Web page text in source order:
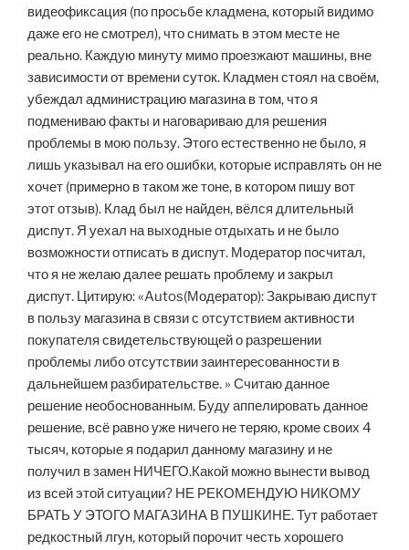
видеофиксация (по просьбе кладмена, который видимо
даже его не смотрел), что снимать в этом месте не
реально. Каждую минуту мимо проезжают машины, вне
зависимости от времени суток. Кладмен стоял на своём,
убеждал администрацию магазина в том, что я
подмениваю факты и наговариваю для решения
проблемы в мою пользу. Этого естественно не было, я
лишь указывал на его ошибки, которые исправлять он не
хочет (примерно в таком же тоне, в котором пишу вот
этот отзыв). Клад был не найден, вёлся длительный
диспут. Я уехал на выходные отдыхать и не было
возможности отписать в диспут. Модератор посчитал,
что я не желаю далее решать проблему и закрыл
диспут. Цитирую: «Autos(Модератор): Закрываю диспут
в пользу магазина в связи с отсутствием активности
покупателя свидетельствующей о разрешении
проблемы либо отсутствии заинтересованности в
дальнейшем разбирательстве. » Считаю данное
решение необоснованным. Буду аппелировать данное
решение, всё равно уже ничего не теряю, кроме своих 4
тысяч, которые я подарил данному магазину и не
получил в замен НИЧЕГО.Какой можно вынести вывод
из всей этой ситуации? НЕ РЕКОМЕНДУЮ НИКОМУ
БРАТЬ У ЭТОГО МАГАЗИНА В ПУШКИНЕ. Тут работает
редкостный лгун, который порочит честь хорошего